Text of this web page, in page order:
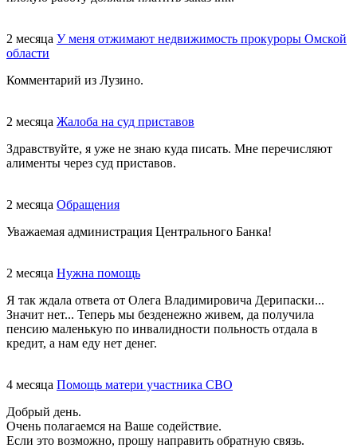
2 месяца У меня отжимают недвижимость прокуроры Омской
области
Комментарий из Лузино.
2 месяца Жалоба на суд приставов
Здравствуйте, я уже не знаю куда писать. Мне перечисляют
алименты через суд приставов.
2 месяца Обращения
Уважаемая администрация Центрального Банка!
2 месяца Нужна помощь
Я так ждала ответа от Олега Владимировича Дерипаски...
Значит нет... Теперь мы безденежно живем, да получила
пенсию маленькую по инвалидности польность отдала в
кредит, а нам еду нет денег.
4 месяца Помощь матери участника СВО
Добрый день.
Очень полагаемся на Ваше содействие.
Если это возможно, прошу направить обратную связь.